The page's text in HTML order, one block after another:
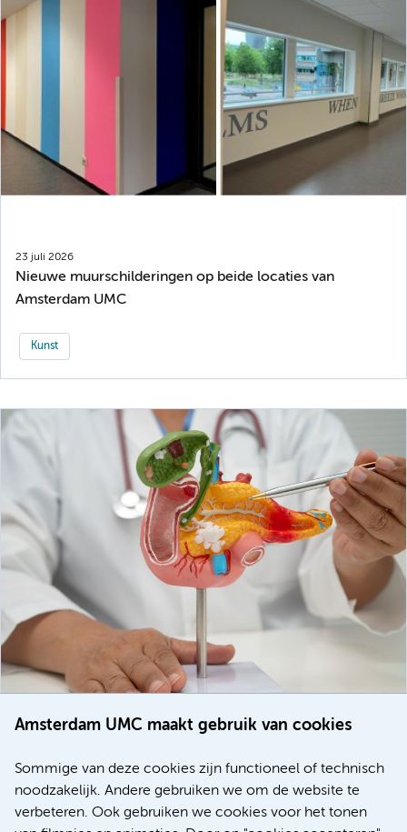
Amsterdam UMC maakt gebruik van cookies
Sommige van deze cookies zijn functioneel of technisch
noodzakelijk. Andere gebruiken we om de website te
verbeteren. Ook gebruiken we cookies voor het tonen
23 juli 2026
Nieuwe muurschilderingen op beide locaties van
Amsterdam UMC
Kunst
voor patiënten met alvleesklierkanker verbeteren